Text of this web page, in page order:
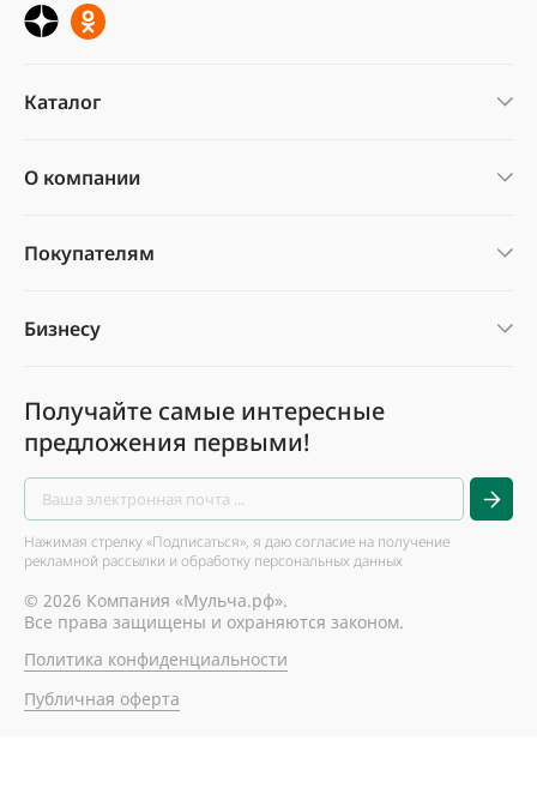
Каталог
О компании
Покупателям
Бизнесу
Получайте самые интересные
предложения первыми!
Нажимая стрелку «Подписаться», я даю согласие на получение
рекламной рассылки и обработку персональных данных
© 2026 Компания «Мульча.рф».
Все права защищены и охраняются законом.
Политика конфиденциальности
Публичная оферта